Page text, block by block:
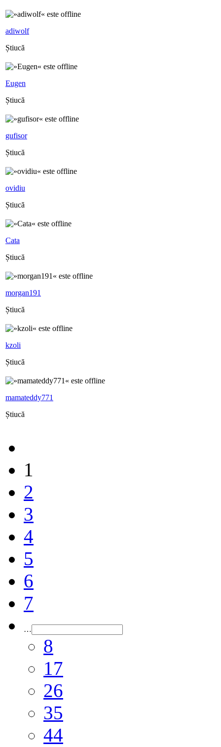
adiwolf
Știucă
Eugen
Știucă
gufisor
Știucă
ovidiu
Știucă
Cata
Știucă
morgan191
Știucă
kzoli
Știucă
mamateddy771
Știucă
1
2
3
4
5
6
7
…
8
17
26
35
44